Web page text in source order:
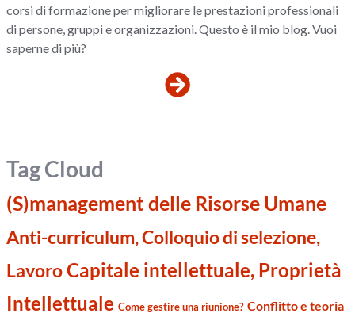
corsi di formazione per migliorare le prestazioni professionali
di persone, gruppi e organizzazioni. Questo è il mio blog. Vuoi
saperne di più?
Tag Cloud
(S)management delle Risorse Umane
Anti-curriculum, Colloquio di selezione,
LavoroCapitale intellettuale, Proprietà
Intellettuale Come gestire una riunione? Conflitto e teoria